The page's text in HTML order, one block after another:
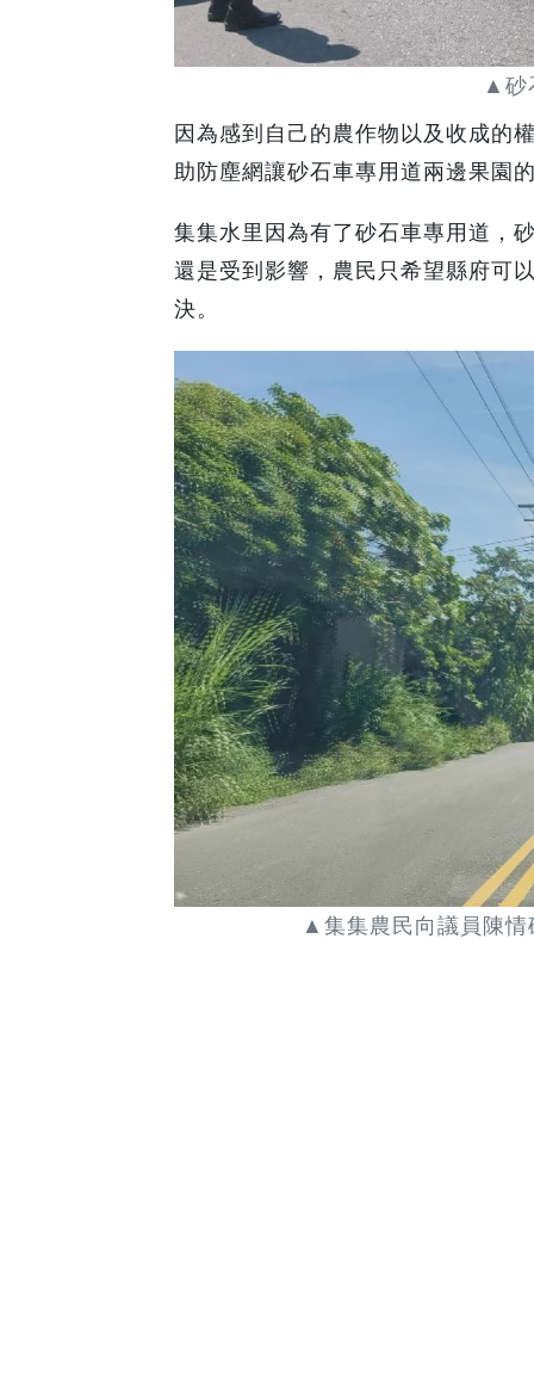
▲砂
因為感到自己的農作物以及收成的
助防塵網讓砂石車專用道兩邊果園
集集水里因為有了砂石車專用道，
還是受到影響，農民只希望縣府可
決。
▲集集農民向議員陳情